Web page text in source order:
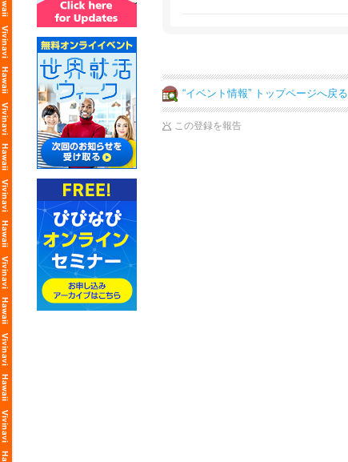
“イベント情報” トップページへ戻る
この登録を報告